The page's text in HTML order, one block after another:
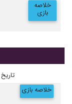
خلاصه
بازی
تاریخ
خلاصه بازی